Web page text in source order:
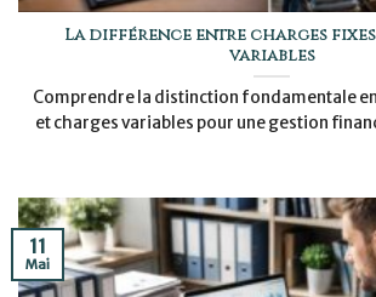
La différence entre charges
variables
Comprendre la distinction fondamentale
et charges variables pour une gestion
11
Mai